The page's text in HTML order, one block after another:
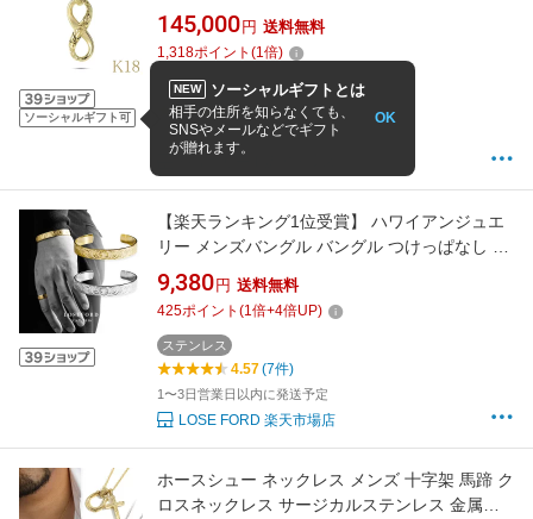
ソーシャルギフト可
ンジュエリー メンズネックレス 無限 イエロー
ゴールドK18 喜平用 メンズジュエリー エクス
トラ
145,000 円 送料無料
1,318ポイント (1倍)
イエローゴールド
5(1件)
14:00までの注文で 最短8/8(翌日)
【楽天ランキング1位受賞】 ハワイアンジュエ
リー メンズバングル バングル つけっぱなし ハ
ワイアンバングル ハワイアンアクセサリー メ
ンズ レディース ペア レディースバングル ステ
ンレス プルメリア スクロール プレゼント B27
9,380 円 送料無料
425ポイント (1倍+4倍UP)
ステンレス
4.57(7件)
1〜3日営業日以内に発送予定
LOSE FORD 楽天市場店
ホースシュー ネックレス メンズ 十字架 馬蹄 ク
ロスネックレス サージカルステンレス 金属ア
NEW ソーシャルギフトとは
相手の住所を知らなくても、
SNSやメールなどでギフト
が贈れます。
OK